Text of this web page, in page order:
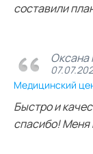
составили
Оксана
Медицинский
Быстро и
спасибо! Меня